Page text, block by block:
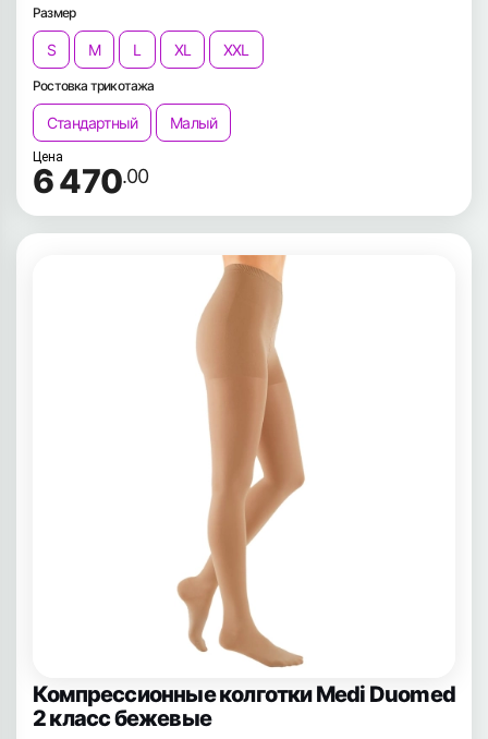
Размер
S M L XL XXL
Ростовка трикотажа
Стандартный Малый
Цена
6 470.00
Компрессионные колготки Medi Duomed
2 класс бежевые